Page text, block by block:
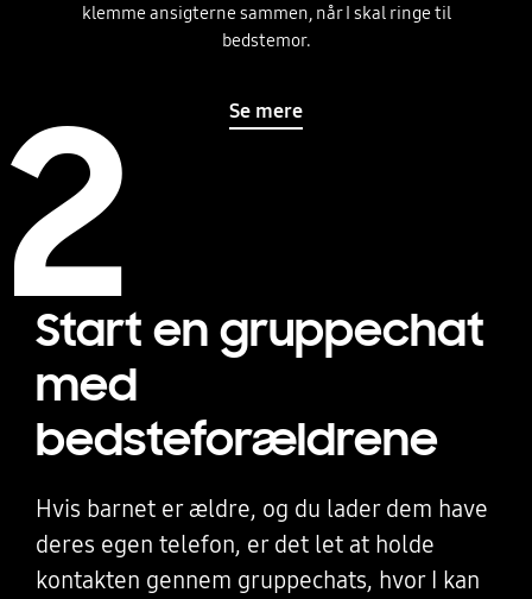
klemme ansigterne sammen, når I skal ringe til
bedstemor.
Se mere
2
Start en gruppechat
med
bedsteforældrene
Hvis barnet er ældre, og du lader dem have
deres egen telefon, er det let at holde
kontakten gennem gruppechats, hvor I kan